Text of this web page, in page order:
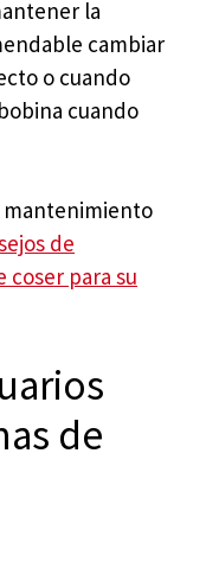
la
cambiar
o cuando
cuando
mantenimiento
de
para su
de